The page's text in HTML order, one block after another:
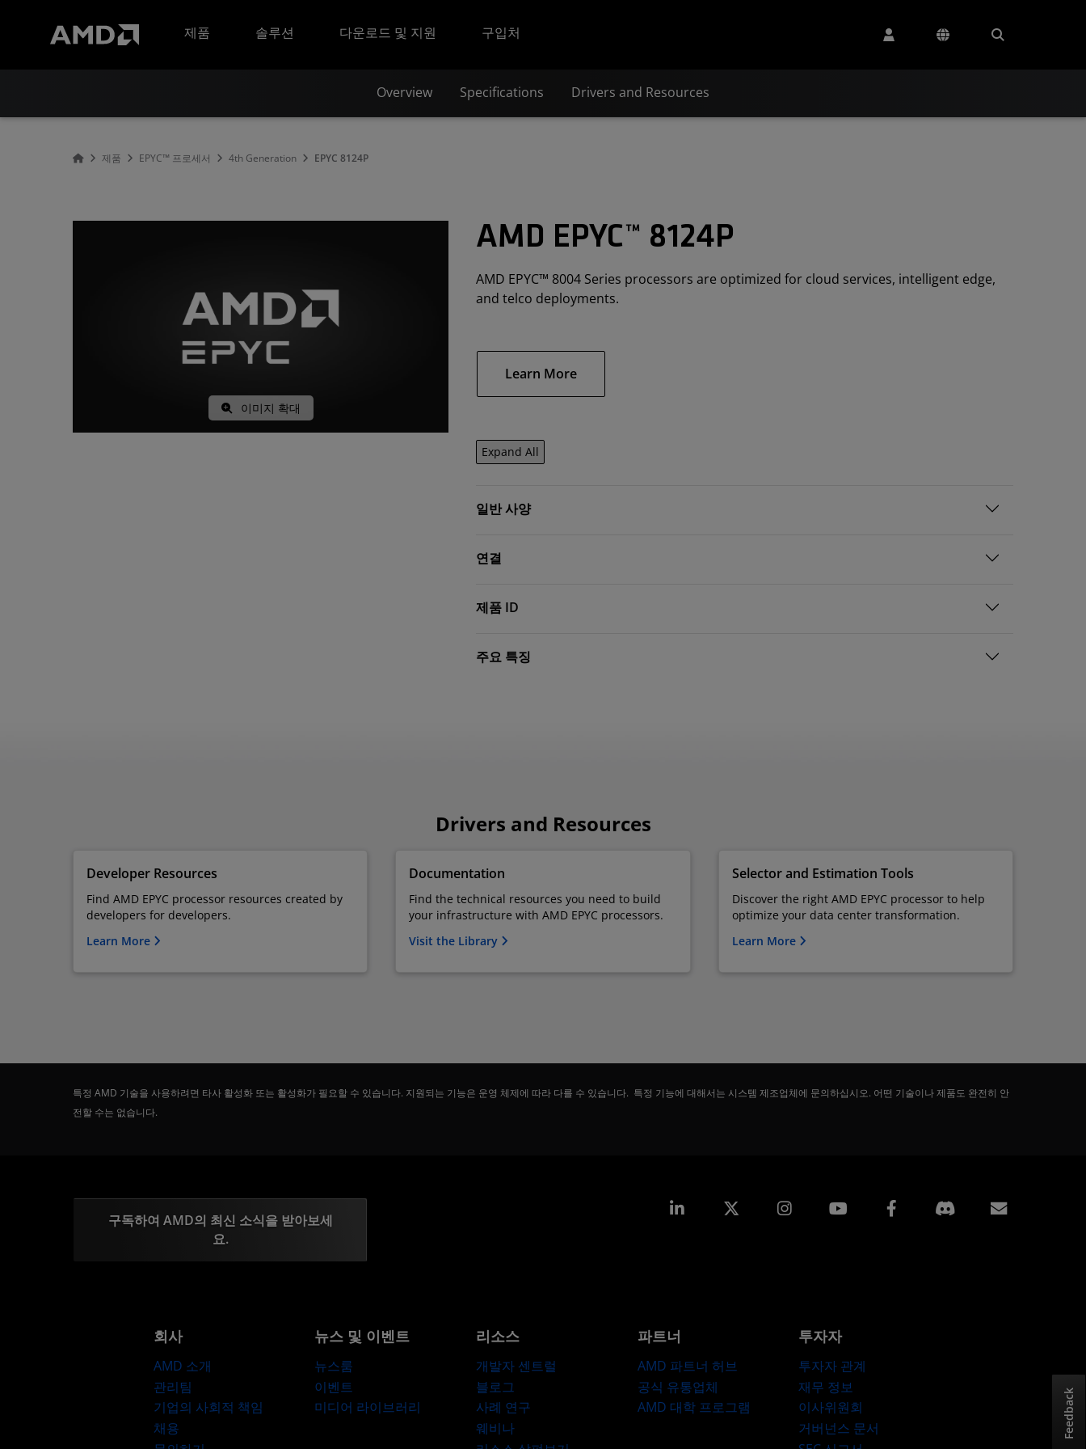
제품
솔루션 다운로드 및 지원 구입처
Overview Specifications Drivers and Resources
제품 EPYC™ 프로세서 4th Generation EPYC 8124P
이미지 확대
AMD EPYC™ 8124P
AMD EPYC™ 8004 Series processors are optimized for cloud services, intelligent edge,
and telco deployments.
Learn More
Expand All
일반 사양
연결
제품 ID
주요 특징
Drivers and Resources
Developer Resources
Find AMD EPYC processor resources created by
developers for developers.
Learn More
Documentation
Find the technical resources you need to build
your infrastructure with AMD EPYC processors.
Visit the Library
Selector and Estimation Tools
Discover the right AMD EPYC processor to help
optimize your data center transformation.
Learn More
특정 AMD 기술을 사용하려면 타사 활성화 또는 활성화가 필요할 수 있습니다. 지원되는 기능은 운영 체제에 따라 다를 수 있습니다. 특정 기능에 대해서는 시스템 제조업체에 문의하십시오. 어떤 기술이나 제품도 완전히 안
전할 수는 없습니다.
구독하여 AMD의 최신 소식을 받아보세
요.
Linkedin Instagram Facebook
회사
AMD 소개
관리팀
기업의 사회적 책임
채용
뉴스 및 이벤트
뉴스룸
이벤트
미디어 라이브러리
리소스
개발자 센트럴
블로그
사례 연구
웨비나
파트너
AMD 파트너 허브
공식 유통업체
AMD 대학 프로그램
투자자
투자자 관계
재무 정보
이사위원회
거버넌스 문서
Feedback